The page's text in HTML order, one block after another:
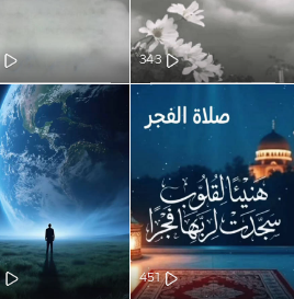
343
451